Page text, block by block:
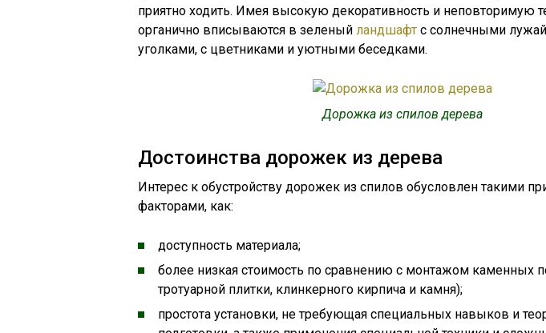
приятно ходить. Имея высокую декоративность и неповторимую
органично вписываются в зеленый ландшафт с солнечными
уголками, с цветниками и уютными беседками.
Дорожка из спилов дерева
Достоинства дорожек из дерева
Интерес к обустройству дорожек из спилов обусловлен такими
факторами, как:
доступность материала;
более низкая стоимость по сравнению с монтажом каменных
тротуарной плитки, клинкерного кирпича и камня);
простота установки, не требующая специальных навыков и